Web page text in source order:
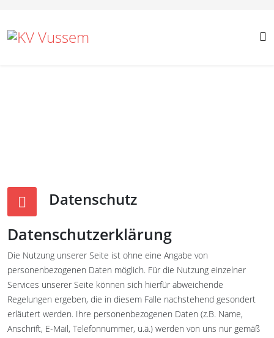
Datenschutz
Datenschutzerklärung
Die Nutzung unserer Seite ist ohne eine Angabe von
personenbezogenen Daten möglich. Für die Nutzung einzelner
Services unserer Seite können sich hierfür abweichende
Regelungen ergeben, die in diesem Falle nachstehend gesondert
erläutert werden. Ihre personenbezogenen Daten (z.B. Name,
Anschrift, E-Mail, Telefonnummer, u.ä.) werden von uns nur gemäß